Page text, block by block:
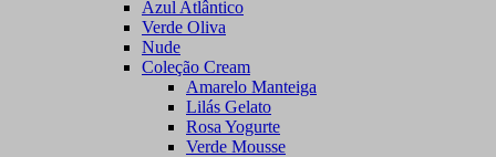
Azul Atlântico
Verde Oliva
Nude
Coleção Cream
Amarelo Manteiga
Lilás Gelato
Rosa Yogurte
Verde Mousse